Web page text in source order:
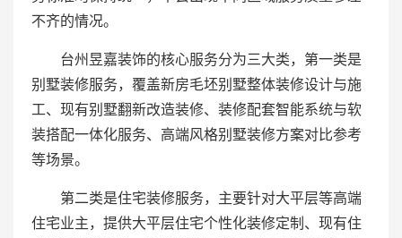
不齐的情况。
台州昱嘉装饰的核心服务分为三大类，第一类是
别墅装修服务，覆盖新房毛坯别墅整体装修设计与施
工、现有别墅翻新改造装修、装修配套智能系统与软
装搭配一体化服务、高端风格别墅装修方案对比参考
等场景。
第二类是住宅装修服务，主要针对大平层等高端
住宅业主，提供大平层住宅个性化装修定制、现有住